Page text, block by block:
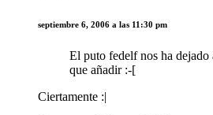
septiembre 6, 2006 a las 11:30 pm
El puto fedelf nos ha dejado
que añadir :-[
Ciertamente :|